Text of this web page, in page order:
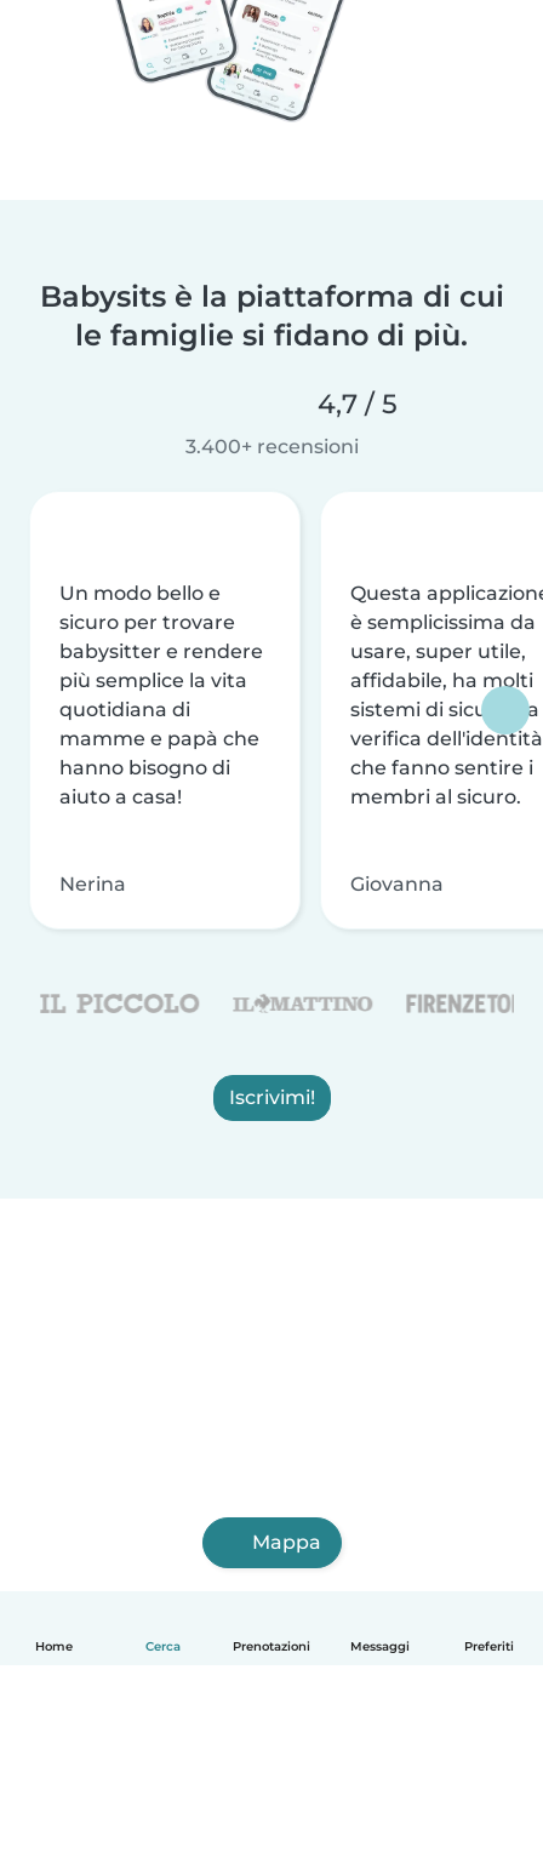
Home Cerca Prenotazioni Messaggi Preferiti
Babysits è la piattaforma di cui
le famiglie si fidano di più.
4,7 / 5
3.400+ recensioni
Un modo bello e
sicuro per trovare
babysitter e rendere
più semplice la vita
quotidiana di
mamme e papà che
hanno bisogno di
aiuto a casa!
Nerina
Questa
è semplicissima da
usare, super utile,
affidabile, ha molti
sistemi di sicurezza
verifica dell'identità
che fanno sentire i
membri al sicuro.
Giovanna
Iscrivimi!
Mappa